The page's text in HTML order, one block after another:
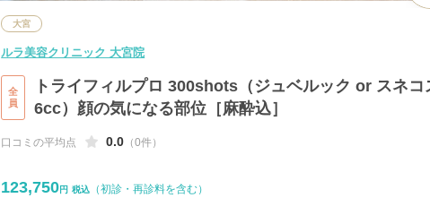
大宮
ルラ美容クリニック 大宮院
全
員
トライフィルプロ 300shots（ジュベルック or スネコ
6cc）顔の気になる部位［麻酔込］
口コミの平均点 0.0 （0件）
123,750円 税込
（初診・再診料を含む）